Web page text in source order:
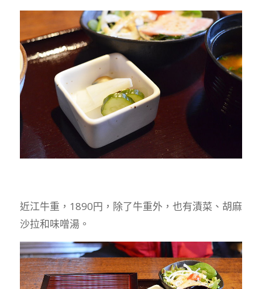
近江牛重，1890円，除了牛重外，也有漬菜、胡麻
沙拉和味噌湯。